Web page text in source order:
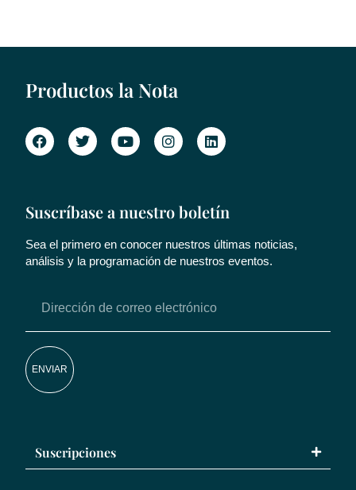
Productos la Nota
Suscríbase a nuestro boletín
Sea el primero en conocer nuestros últimas noticias,
análisis y la programación de nuestros eventos.
ENVIAR
Suscripciones